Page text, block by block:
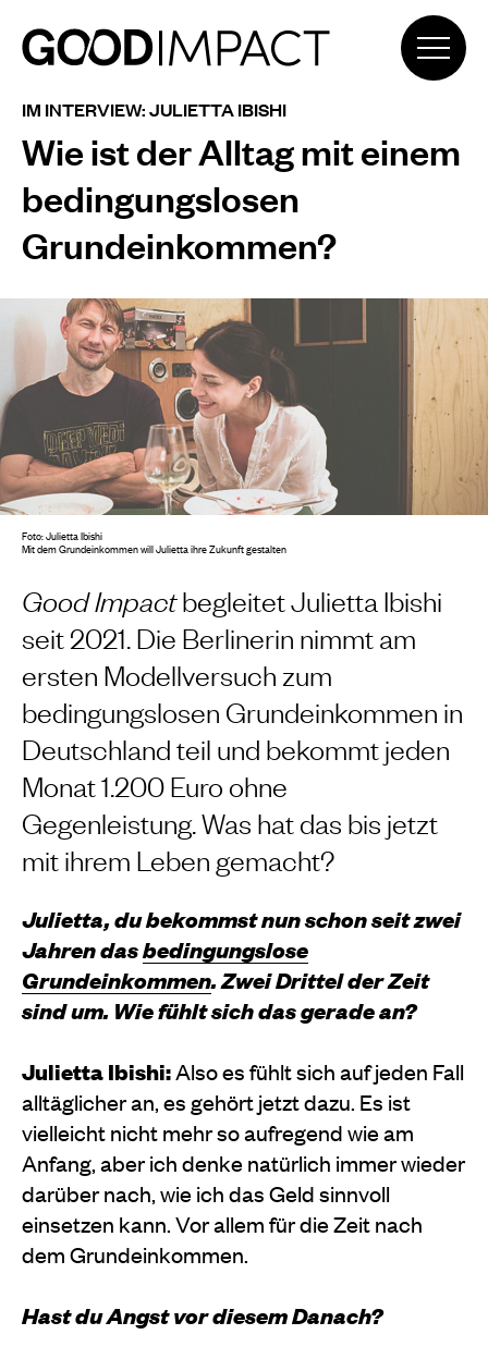
IM INTERVIEW: JULIETTA IBISHI
Wie ist der Alltag mit einem
bedingungslosen
Grundeinkommen?
Good Impactbegleitet Julietta Ibishi
seit 2021. Die Berlinerin nimmt am
ersten Modellversuch zum
bedingungslosen Grundeinkommen in
Deutschland teil und bekommt jeden
Monat 1.200 Euro ohne
Gegenleistung. Was hat das bis jetzt
mit ihrem Leben gemacht?
Julietta, du bekommst nun schon seit zwei
Jahren dasbedingungslose
Grundeinkommen. Zwei Drittel der Zeit
sind um. Wie fühlt sich das gerade an?
Julietta Ibishi:Also es fühlt sich auf jeden Fall
alltäglicher an, es gehört jetzt dazu. Es ist
vielleicht nicht mehr so aufregend wie am
Anfang, aber ich denke natürlich immer wieder
darüber nach, wie ich das Geld sinnvoll
einsetzen kann. Vor allem für die Zeit nach
dem Grundeinkommen.
Hast du Angst vor diesem Danach?
Foto: Julietta Ibishi
Mit dem Grundeinkommen will Julietta ihre Zukunft gestalten